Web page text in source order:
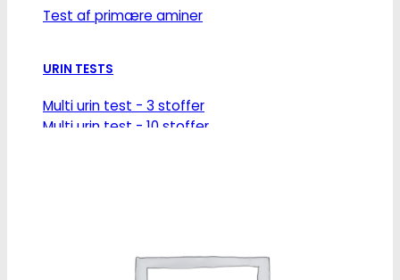
Test af primære aminer
URIN TESTS
Multi urin test - 3 stoffer
Multi urin test - 10 stoffer